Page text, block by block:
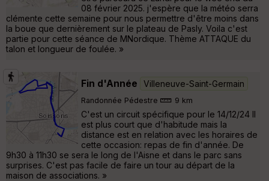
08 février 2025. j'espère que la météo serra
clémente cette semaine pour nous permettre d'être moins dans
la boue que dernièrement sur le plateau de Pasly. Voila c'est
partie pour cette séance de MNordique. Thème ATTAQUE du
talon et longueur de foulée. »
Fin d'Année Villeneuve-Saint-Germain
Randonnée Pédestre 9 km
C'est un circuit spécifique pour le 14/12/24 Il
est plus court que d'habitude mais la
distance est en relation avec les horaires de
cette occasion: repas de fin d'année. De
9h30 à 11h30 se sera le long de l'Aisne et dans le parc sans
surprises. C'est pas facile de faire un tour au départ de la
maison de associations. »